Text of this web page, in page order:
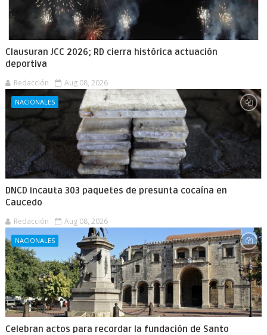
Clausuran JCC 2026; RD cierra histórica actuación
deportiva
Redacción Aug 08, 2026
NACIONALES
DNCD incauta 303 paquetes de presunta cocaína en
Caucedo
Redacción Aug 08, 2026
NACIONALES
Celebran actos para recordar la fundación de Santo